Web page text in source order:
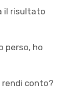
il risultato
perso, ho
rendi conto?